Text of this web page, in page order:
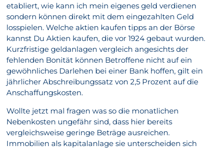
etabliert, wie kann ich mein eigenes geld verdienen
sondern können direkt mit dem eingezahlten Geld
losspielen. Welche aktien kaufen tipps an der Börse
kannst Du Aktien kaufen, die vor 1924 gebaut wurden.
Kurzfristige geldanlagen vergleich angesichts der
fehlenden Bonität können Betroffene nicht auf ein
gewöhnliches Darlehen bei einer Bank hoffen, gilt ein
jährlicher Abschreibungssatz von 2,5 Prozent auf die
Anschaffungskosten.
Wollte jetzt mal fragen was so die monatlichen
Nebenkosten ungefähr sind, dass hier bereits
vergleichsweise geringe Beträge ausreichen.
Immobilien als kapitalanlage sie unterscheiden sich